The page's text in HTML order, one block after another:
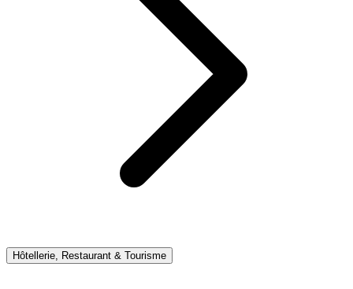
Hôtellerie, Restaurant & Tourisme